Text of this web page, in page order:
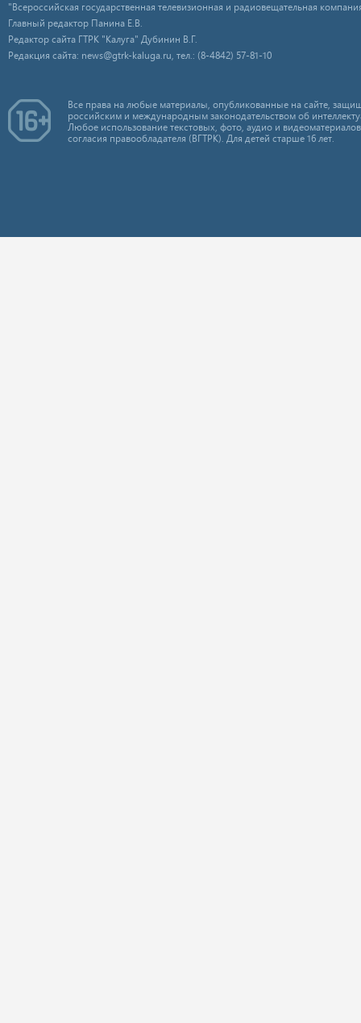
"Всероссийская государственная телевизионная и радиовещательная
Главный редактор Панина Е.В.
Редактор сайта ГТРК "Калуга" Дубинин В.Г.
Редакция сайта: news@gtrk-kaluga.ru, тел.: (8-4842) 57-81-10
Все права на любые материалы, опубликованные на сайте,
российским и международным законодательством об
Любое использование текстовых, фото, аудио и
согласия правообладателя (ВГТРК). Для детей старше 16 лет.